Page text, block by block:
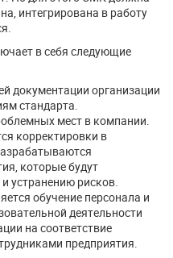
интегрирована в работу
в себя следующие
документации организации
стандарта.
мест в компании.
корректировки в
которые будут
устранению рисков.
обучение персонала и
деятельности
на соответствие
предприятия.